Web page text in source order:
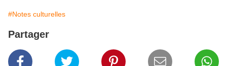
#Notes culturelles
Partager